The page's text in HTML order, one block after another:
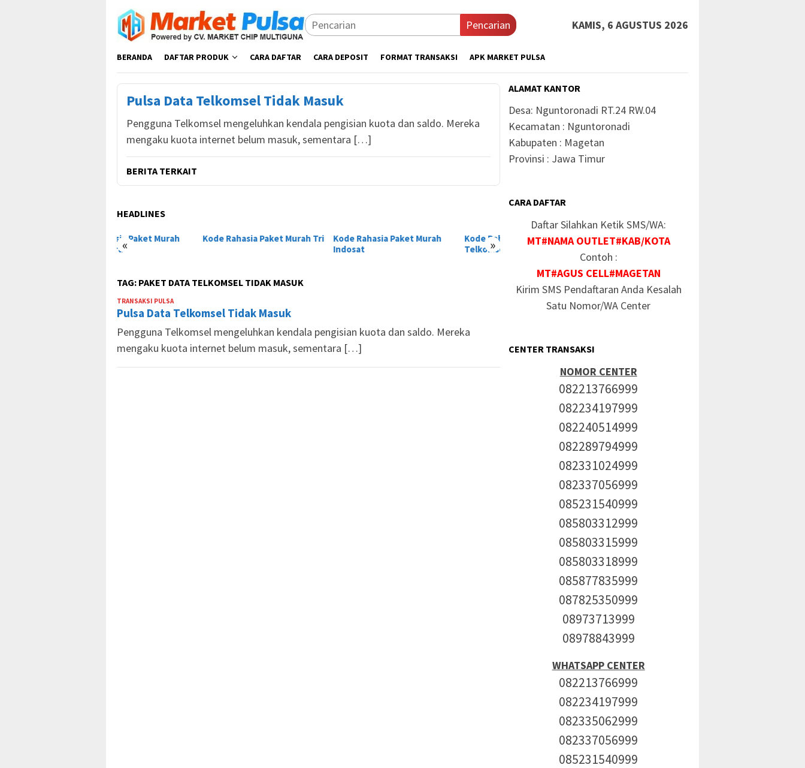
Loncat
konten
Pencarian KAMIS, 6 AGUSTUS 2026
BERANDA DAFTAR PRODUK CARA DAFTAR CARA DEPOSIT FORMAT TRANSAKSI APK MARKET PULSA
Pulsa Data Telkomsel Tidak Masuk
Pengguna Telkomsel mengeluhkan kendala pengisian kuota dan saldo. Mereka
mengaku kuota internet belum masuk, sementara […]
BERITA TERKAIT
HEADLINES
« »
Kode Rahasia Paket Murah Tri
Kode Rahasia Paket Murah
Kode Rahasia Paket Murah
Paket Internet Bulanan
Kode Rahasia Paket Murah
Axis Terbaru
TAG: PAKET DATA TELKOMSEL TIDAK MASUK
TRANSAKSI PULSAMarket
Pulsa
Pulsa Data Telkomsel Tidak Masuk
Pengguna Telkomsel mengeluhkan kendala pengisian kuota dan saldo. Mereka
mengaku kuota internet belum masuk, sementara […]
ALAMAT KANTOR
Desa: Nguntoronadi RT.24 RW.04
Kecamatan : Nguntoronadi
Kabupaten : Magetan
Provinsi : Jawa Timur
CARA DAFTAR
Daftar Silahkan Ketik SMS/WA:
MT#NAMA OUTLET#KAB/KOTA
Contoh :
MT#AGUS CELL#MAGETAN
Kirim SMS Pendaftaran Anda Kesalah
Satu Nomor/WA Center
CENTER TRANSAKSI
NOMOR CENTER
082213766999
082234197999
082240514999
082289794999
082331024999
082337056999
085231540999
085803312999
085803315999
085803318999
085877835999
087825350999
08973713999
08978843999
WHATSAPP CENTER
082213766999
082234197999
082335062999
082337056999
085231540999